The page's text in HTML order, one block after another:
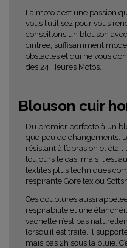
La moto c’est une passion
vous l’utilisez pour vous
conseillons un blouson
cintrée, suffisamment
obstacles et qui ne vous
des 24 Heures Motos.
Blouson cuir
Du premier perfecto à un
que peu de changements.
résistant à l’abrasion et
toujours le cas, mais il est
textiles plus techniques
respirante Gore tex ou
Ces doublures aussi
respirabilité et une
vachette n’est pas
lorsqu’il est traité. Il
mais pas 2h sous la pluie.